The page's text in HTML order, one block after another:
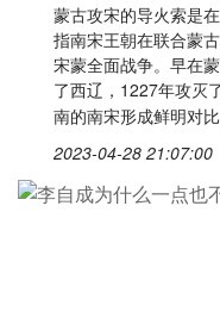
蒙古攻宋的导火索是
指南宋王朝在联合蒙
宋蒙全面战争。早在
了西辽，1227年攻灭
南的南宋形成鲜明对
2023-04-28 21:07:00